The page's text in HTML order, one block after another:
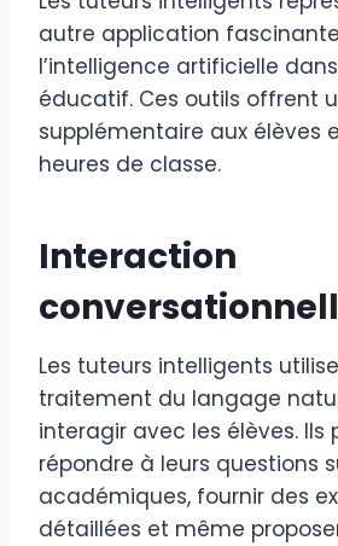
autre application
l’intelligence artificielle
éducatif. Ces outils offrent
supplémentaire aux élèves
heures de classe.
Interaction
Les tuteurs intelligents
traitement du langage
interagir avec les élèves. Ils
répondre à leurs questions
académiques, fournir des
détaillées et même